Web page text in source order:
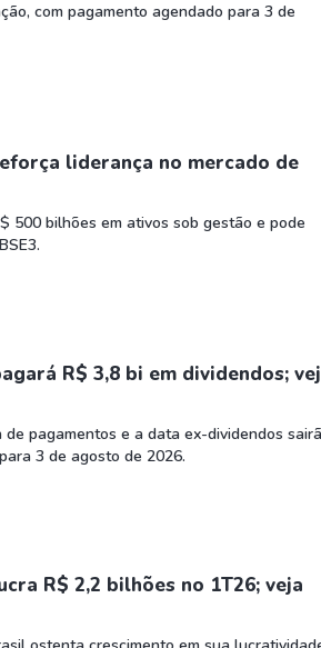
Ver todos Ver todos
com pagamento agendado para 3 de
liderança no mercado de
500 bilhões em ativos sob gestão e pode
R$ 3,8 bi em dividendos;
pagamentos e a data ex-dividendos
3 de agosto de 2026.
R$ 2,2 bilhões no 1T26; veja